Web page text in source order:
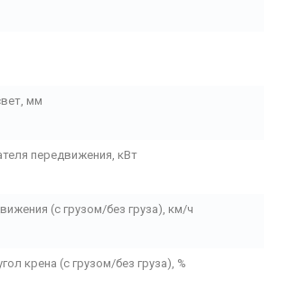
мм
передвижения, кВт
(с грузом/без груза), км/ч
крена (с грузом/без груза), %